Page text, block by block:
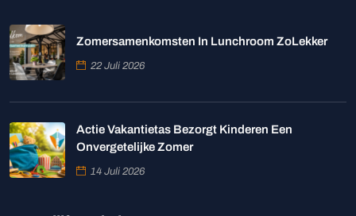
Zomersamenkomsten In Lunchroom ZoLekker
22 Juli 2026
Actie Vakantietas Bezorgt Kinderen Een
Onvergetelijke Zomer
14 Juli 2026